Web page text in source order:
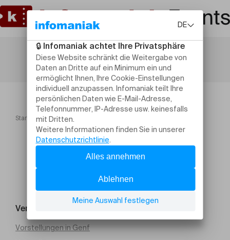
Startseite FESTI'LIVE 2023
Veranstaltung suchen
Vorstellungen in Genf